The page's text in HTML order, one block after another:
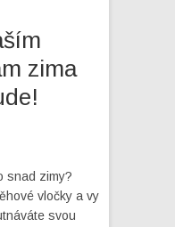
zima
snad zimy?
vločky a vy
svou